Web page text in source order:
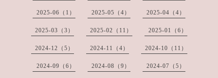
2025-06（1） 2025-05（4） 2025-04（4）
2025-03（3） 2025-02（11） 2025-01（6）
2024-12（5） 2024-11（4） 2024-10（11）
2024-09（6） 2024-08（9） 2024-07（5）